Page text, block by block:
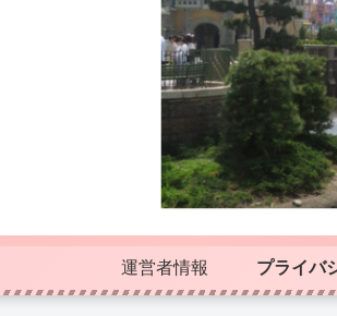
運営者情報 プライバ